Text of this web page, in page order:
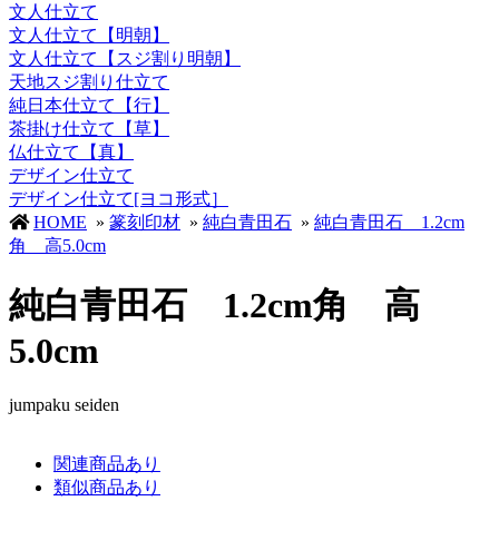
文人仕立て
文人仕立て【明朝】
文人仕立て【スジ割り明朝】
天地スジ割り仕立て
純日本仕立て【行】
茶掛け仕立て【草】
仏仕立て【真】
デザイン仕立て
デザイン仕立て[ヨコ形式］
HOME » 篆刻印材 » 純白青田石 » 純白青田石 1.2cm
角 高5.0cm
純白青田石 1.2cm角 高
5.0cm
jumpaku seiden
関連商品あり
類似商品あり